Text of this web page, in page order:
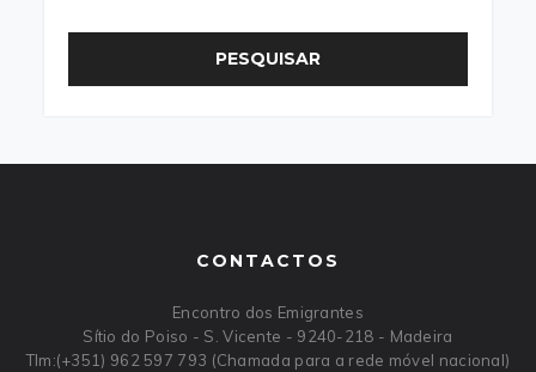
PESQUISAR
CONTACTOS
Encontro dos Emigrantes
Sítio do Poiso - S. Vicente - 9240-218 - Madeira
Tlm:(+351) 962 597 793 (Chamada para a rede móvel nacional)